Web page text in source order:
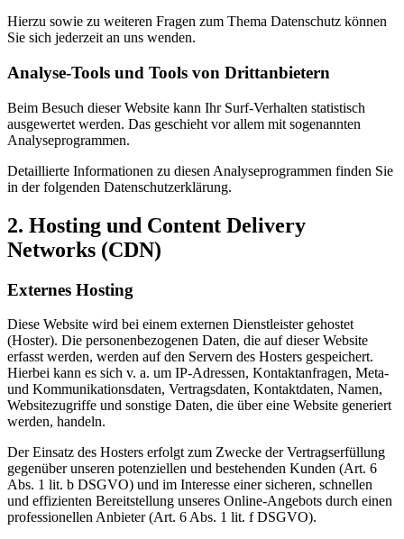
Hierzu sowie zu weiteren Fragen zum Thema Datenschutz können
Sie sich jederzeit an uns wenden.
Analyse-Tools und Tools von Dritt­anbietern
Beim Besuch dieser Website kann Ihr Surf-Verhalten statistisch
ausgewertet werden. Das geschieht vor allem mit sogenannten
Analyseprogrammen.
Detaillierte Informationen zu diesen Analyseprogrammen finden Sie
in der folgenden Datenschutzerklärung.
2. Hosting und Content Delivery
Networks (CDN)
Externes Hosting
Diese Website wird bei einem externen Dienstleister gehostet
(Hoster). Die personenbezogenen Daten, die auf dieser Website
erfasst werden, werden auf den Servern des Hosters gespeichert.
Hierbei kann es sich v. a. um IP-Adressen, Kontaktanfragen, Meta-
und Kommunikationsdaten, Vertragsdaten, Kontaktdaten, Namen,
Websitezugriffe und sonstige Daten, die über eine Website generiert
werden, handeln.
Der Einsatz des Hosters erfolgt zum Zwecke der Vertragserfüllung
gegenüber unseren potenziellen und bestehenden Kunden (Art. 6
Abs. 1 lit. b DSGVO) und im Interesse einer sicheren, schnellen
und effizienten Bereitstellung unseres Online-Angebots durch einen
professionellen Anbieter (Art. 6 Abs. 1 lit. f DSGVO).